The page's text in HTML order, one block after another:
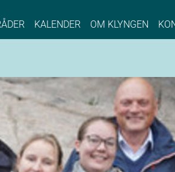
Sustainable Process
KALENDER OM KLYNGEN